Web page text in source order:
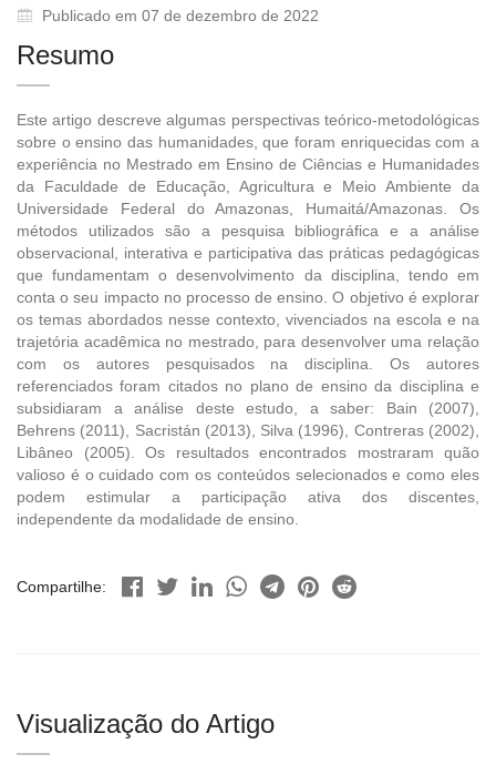
Publicado em 07 de dezembro de 2022
Resumo
Este artigo descreve algumas perspectivas teórico-metodológicas
sobre o ensino das humanidades, que foram enriquecidas com a
experiência no Mestrado em Ensino de Ciências e Humanidades
da Faculdade de Educação, Agricultura e Meio Ambiente da
Universidade Federal do Amazonas, Humaitá/Amazonas. Os
métodos utilizados são a pesquisa bibliográfica e a análise
observacional, interativa e participativa das práticas pedagógicas
que fundamentam o desenvolvimento da disciplina, tendo em
conta o seu impacto no processo de ensino. O objetivo é explorar
os temas abordados nesse contexto, vivenciados na escola e na
trajetória acadêmica no mestrado, para desenvolver uma relação
com os autores pesquisados na disciplina. Os autores
referenciados foram citados no plano de ensino da disciplina e
subsidiaram a análise deste estudo, a saber: Bain (2007),
Behrens (2011), Sacristán (2013), Silva (1996), Contreras (2002),
Libâneo (2005). Os resultados encontrados mostraram quão
valioso é o cuidado com os conteúdos selecionados e como eles
podem estimular a participação ativa dos discentes,
independente da modalidade de ensino.
Compartilhe:
Visualização do Artigo